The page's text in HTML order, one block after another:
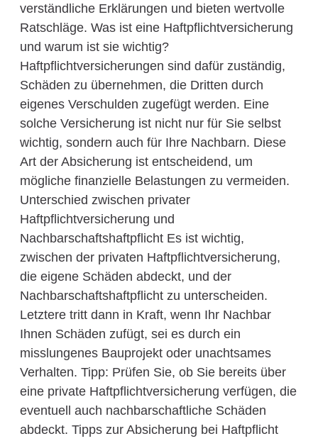
verständliche Erklärungen und bieten wertvolle
Ratschläge. Was ist eine Haftpflichtversicherung
und warum ist sie wichtig?
Haftpflichtversicherungen sind dafür zuständig,
Schäden zu übernehmen, die Dritten durch
eigenes Verschulden zugefügt werden. Eine
solche Versicherung ist nicht nur für Sie selbst
wichtig, sondern auch für Ihre Nachbarn. Diese
Art der Absicherung ist entscheidend, um
mögliche finanzielle Belastungen zu vermeiden.
Unterschied zwischen privater
Haftpflichtversicherung und
Nachbarschaftshaftpflicht Es ist wichtig,
zwischen der privaten Haftpflichtversicherung,
die eigene Schäden abdeckt, und der
Nachbarschaftshaftpflicht zu unterscheiden.
Letztere tritt dann in Kraft, wenn Ihr Nachbar
Ihnen Schäden zufügt, sei es durch ein
misslungenes Bauprojekt oder unachtsames
Verhalten. Tipp: Prüfen Sie, ob Sie bereits über
eine private Haftpflichtversicherung verfügen, die
eventuell auch nachbarschaftliche Schäden
abdeckt. Tipps zur Absicherung bei Haftpflicht